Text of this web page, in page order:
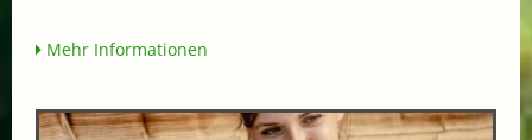
Mehr Informationen